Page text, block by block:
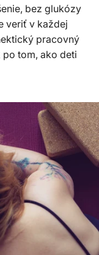
bez glukózy
veriť v každej
pracovný
tom, ako deti